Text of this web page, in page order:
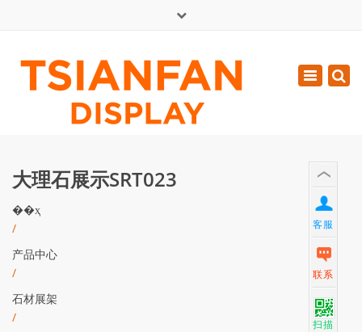
周一 - 周六: 7:00 - 17:00
0086-13365904989
Toggle
大理石展示SRT023
��ҳ
/
产品中心
/
石材展架
/
客服
联系
扫描